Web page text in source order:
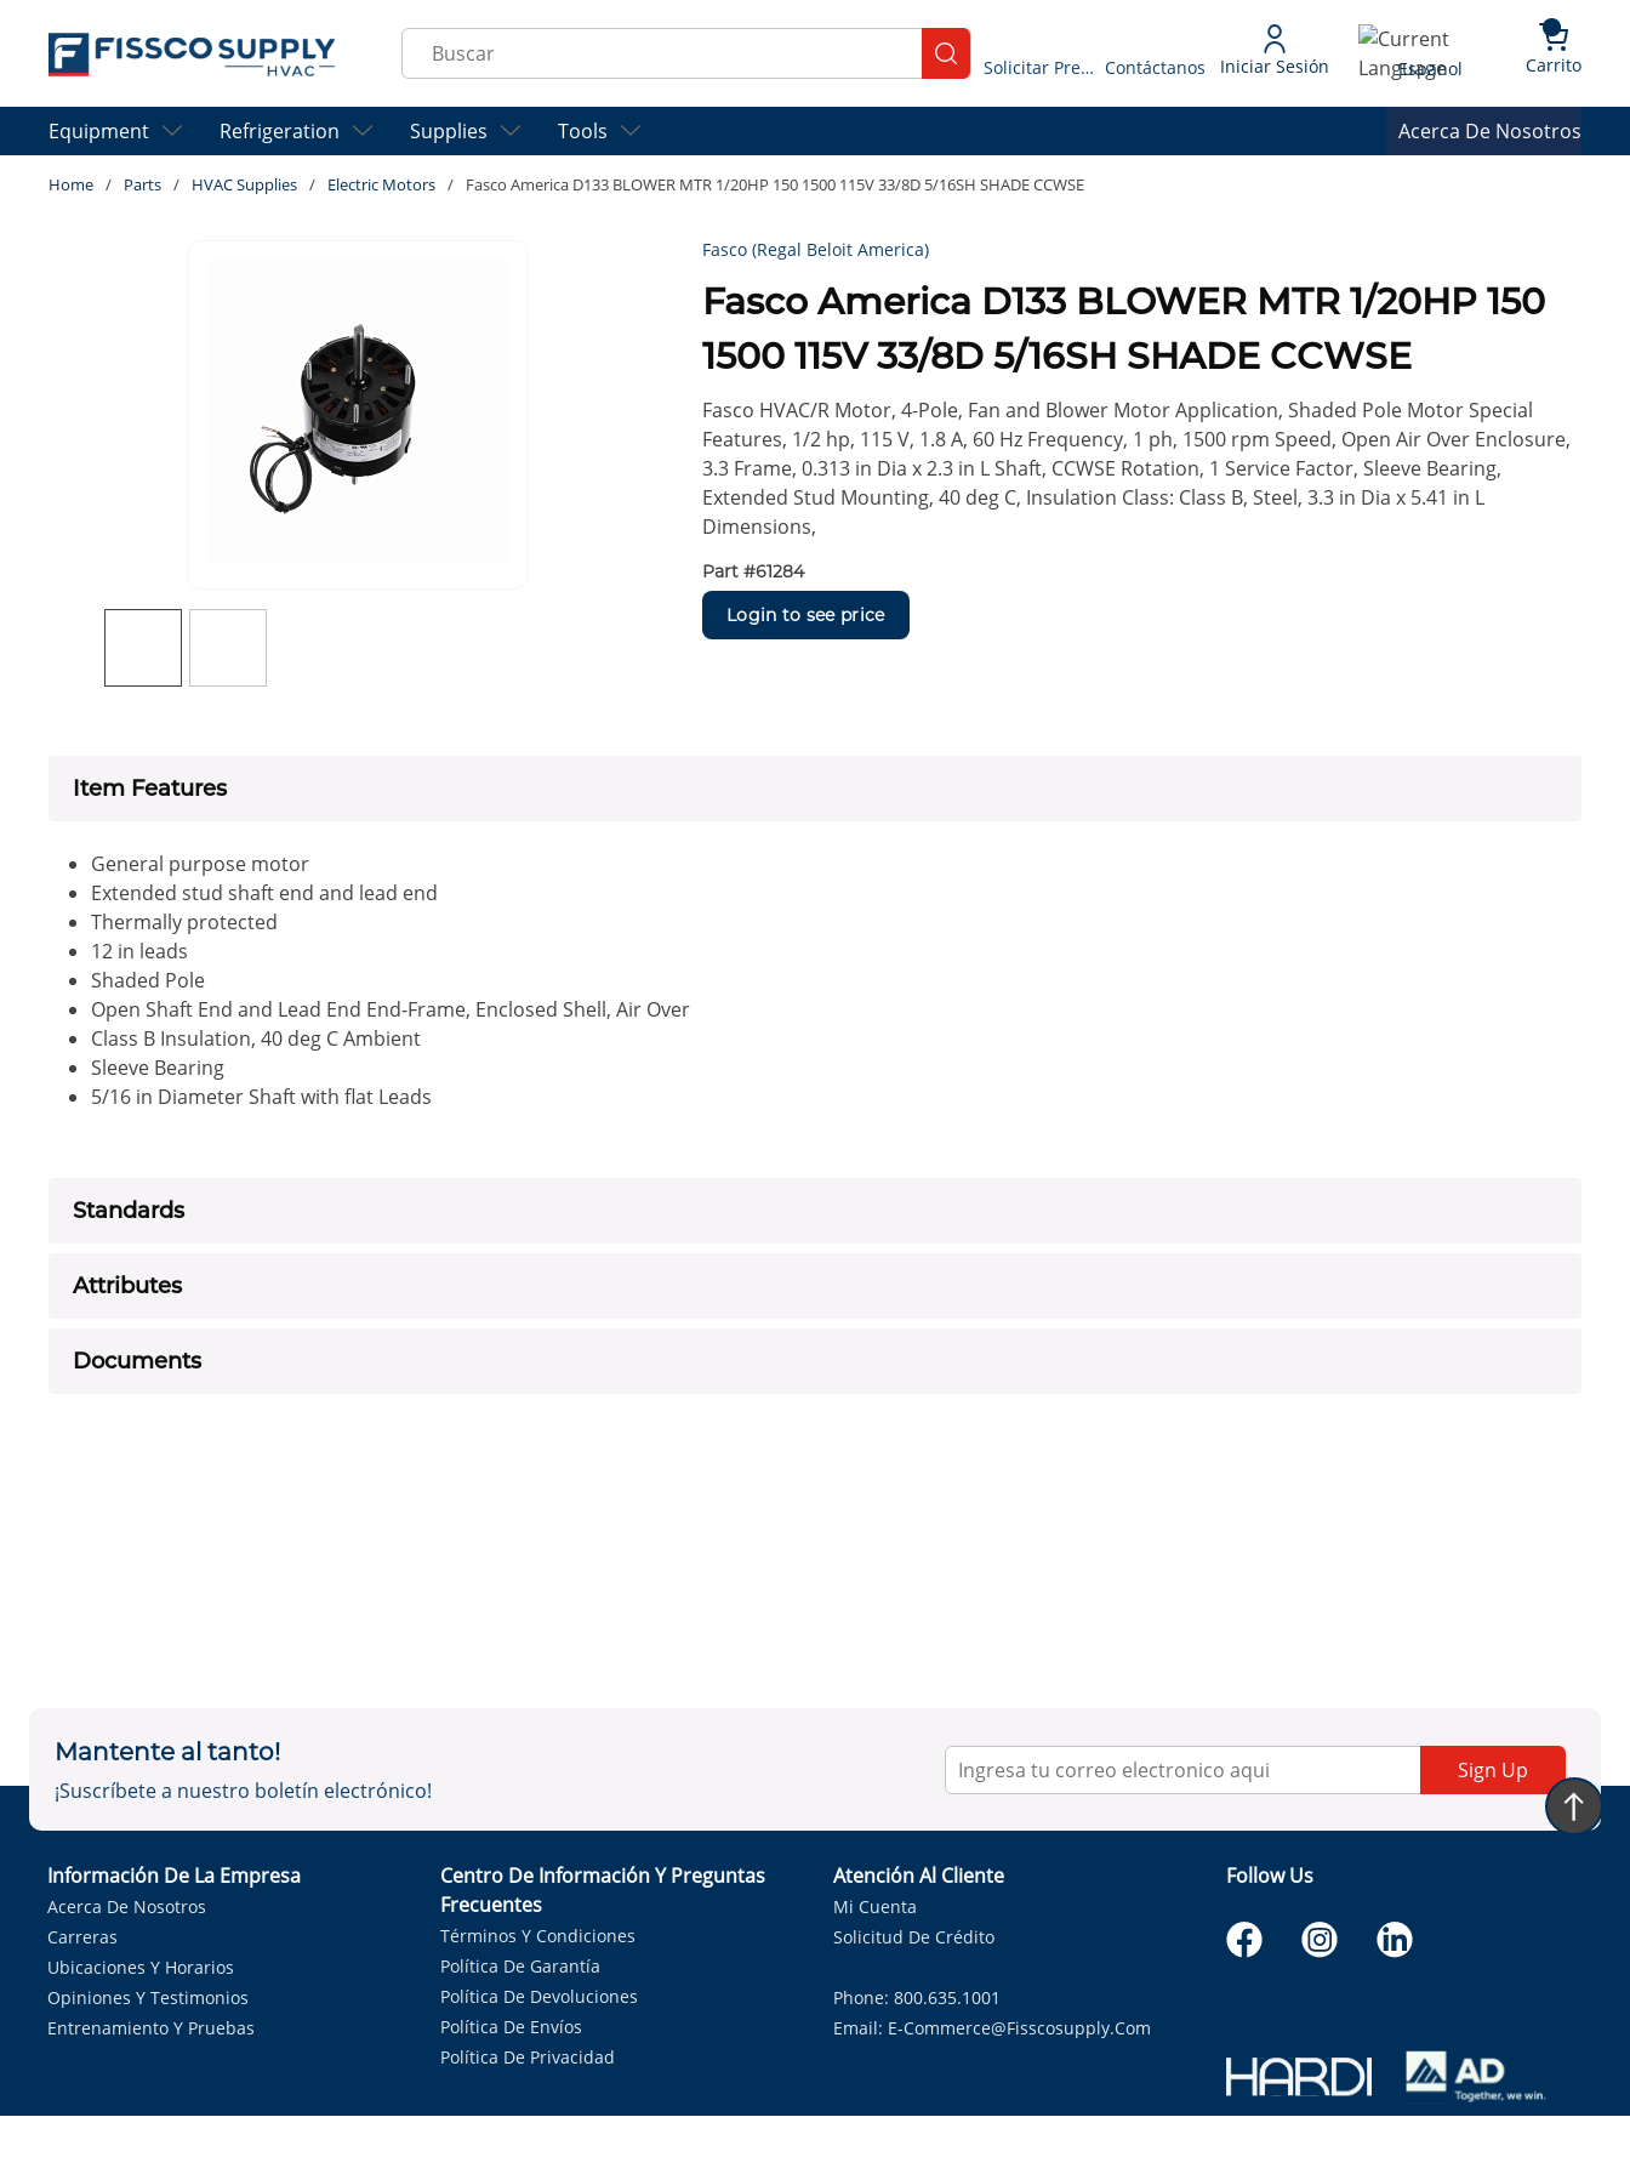
Skip to main content
Site Search
submit search
Solicitar Presupuesto Contáctanos Iniciar Sesión Language
Espanol Carrito{0}
Equipment Refrigeration Supplies Tools Acerca De Nosotros
Home / Parts / HVAC Supplies / Electric Motors / Fasco America D133 BLOWER MTR 1/20HP 150 1500 115V 33/8D 5/16SH SHADE CCWSE
Fasco (Regal Beloit America)
Fasco America D133 BLOWER MTR 1/20HP 150
1500 115V 33/8D 5/16SH SHADE CCWSE
Fasco HVAC/R Motor, 4-Pole, Fan and Blower Motor Application, Shaded Pole Motor Special
Features, 1/2 hp, 115 V, 1.8 A, 60 Hz Frequency, 1 ph, 1500 rpm Speed, Open Air Over Enclosure,
3.3 Frame, 0.313 in Dia x 2.3 in L Shaft, CCWSE Rotation, 1 Service Factor, Sleeve Bearing,
Extended Stud Mounting, 40 deg C, Insulation Class: Class B, Steel, 3.3 in Dia x 5.41 in L
Dimensions,
Part #61284
Login to see price
Item Features
General purpose motor
Extended stud shaft end and lead end
Thermally protected
12 in leads
Shaded Pole
Open Shaft End and Lead End End-Frame, Enclosed Shell, Air Over
Class B Insulation, 40 deg C Ambient
Sleeve Bearing
5/16 in Diameter Shaft with flat Leads
Standards
Attributes
Documents
Mantente al tanto!
¡Suscríbete a nuestro boletín electrónico!
Sign Up
Información De La Empresa
Acerca De Nosotros
Carreras
Ubicaciones Y Horarios
Opiniones Y Testimonios
Entrenamiento Y Pruebas
Centro De Información Y Preguntas
Frecuentes
Términos Y Condiciones
Política De Garantía
Política De Devoluciones
Política De Envíos
Política De Privacidad
Atención Al Cliente
Mi Cuenta
Solicitud De Crédito
Phone: 800.635.1001
Email: E-Commerce@fisscosupply.com
Follow Us